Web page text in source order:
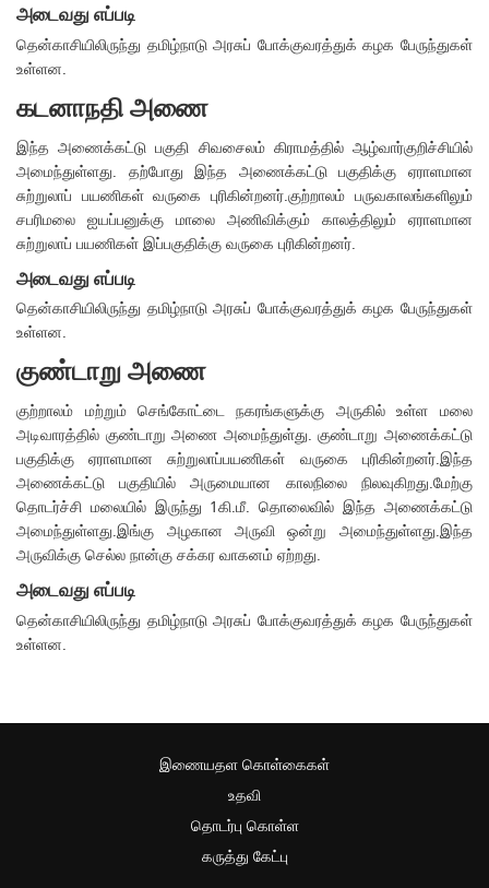
அடைவது எப்படி
தென்காசியிலிருந்து தமிழ்நாடு அரசுப் போக்குவரத்துக் கழக பேருந்துகள்
உள்ளன.
கடனாநதி அணை
இந்த அணைக்கட்டு பகுதி சிவசைலம் கிராமத்தில் ஆழ்வார்குறிச்சியில்
அமைந்துள்ளது. தற்போது இந்த அணைக்கட்டு பகுதிக்கு ஏராளமான
சுற்றுலாப் பயணிகள் வருகை புரிகின்றனர்.குற்றாலம் பருவகாலங்களிலும்
சபரிமலை ஐயப்பனுக்கு மாலை அணிவிக்கும் காலத்திலும் ஏராளமான
சுற்றுலாப் பயணிகள் இப்பகுதிக்கு வருகை புரிகின்றனர்.
அடைவது எப்படி
தென்காசியிலிருந்து தமிழ்நாடு அரசுப் போக்குவரத்துக் கழக பேருந்துகள்
உள்ளன.
குண்டாறு அணை
குற்றாலம் மற்றும் செங்கோட்டை நகரங்களுக்கு அருகில் உள்ள மலை
அடிவாரத்தில் குண்டாறு அணை அமைந்துள்து. குண்டாறு அணைக்கட்டு
பகுதிக்கு ஏராளமான சுற்றுலாப்பயணிகள் வருகை புரிகின்றனர்.இந்த
அணைக்கட்டு பகுதியில் அருமையான காலநிலை நிலவுகிறது.மேற்கு
தொடர்ச்சி மலையில் இருந்து 1கி.மீ. தொலைவில் இந்த அணைக்கட்டு
அமைந்துள்ளது.இங்கு அழகான அருவி ஒன்று அமைந்துள்ளது.இந்த
அருவிக்கு செல்ல நான்கு சக்கர வாகனம் ஏற்றது.
அடைவது எப்படி
தென்காசியிலிருந்து தமிழ்நாடு அரசுப் போக்குவரத்துக் கழக பேருந்துகள்
உள்ளன.
இணையதள கொள்கைகள்
உதவி
தொடர்பு கொள்ள
கருத்து கேட்பு